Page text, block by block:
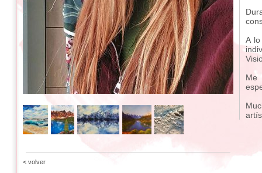
< volver
A
Me